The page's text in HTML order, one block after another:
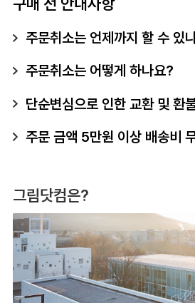
주문취소는 언제까지 할 수 있
주문취소는 어떻게 하나요?
단순변심으로 인한 교환 및 환
주문 금액 5만원 이상 배송비
그림닷컴은?